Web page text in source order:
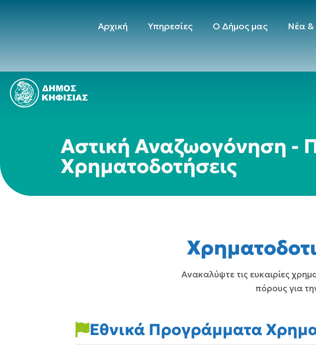
Αρχική Υπηρεσίες Ο Δήμος μας Νέα &
Αστική Αναζωογόνηση -
Χρηματοδοτήσεις
Ανακαλύψτε τις ευκαιρίες
πόρους για
Εθνικά Προγράμματα